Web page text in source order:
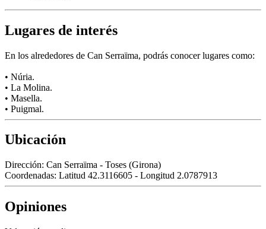
Lugares de interés
En los alrededores de Can Serraïma, podrás conocer lugares como:
• Núria.
• La Molina.
• Masella.
• Puigmal.
Ubicación
Dirección: Can Serraïma - Toses (Girona)
Coordenadas: Latitud 42.3116605 - Longitud 2.0787913
Opiniones